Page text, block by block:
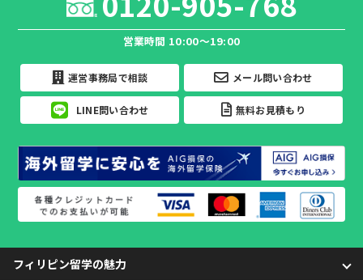
営業時間 10:00～19:00
運営事務局で相談 メール問い合わせ
LINE問い合わせ 無料お見積もり
フィリピン留学の魅力